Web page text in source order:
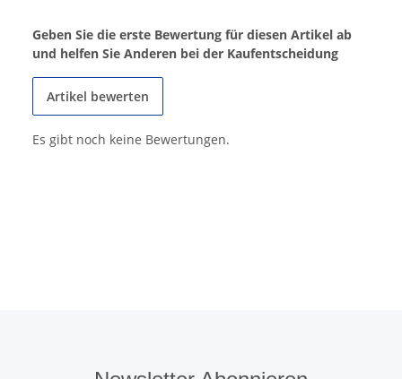
Geben Sie die erste Bewertung für diesen Artikel ab
und helfen Sie Anderen bei der Kaufentscheidung
Artikel bewerten
Es gibt noch keine Bewertungen.